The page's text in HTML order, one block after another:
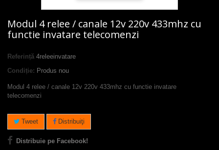
Modul 4 relee / canale 12v 220v 433mhz cu
functie invatare telecomenzi
Referință 4releeinvatare
Condiție: Produs nou
Modul 4 relee / canale 12v 220v 433mhz cu functie invatare
telecomenzi
Tweet Distribuiţi
Distribuie pe Facebook!